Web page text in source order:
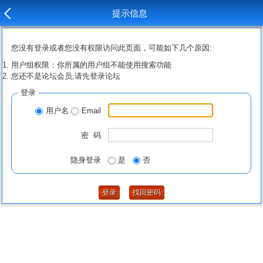
提示信息
您没有登录或者您没有权限访问此页面，可能如下几个原因:
用户组权限：你所属的用户组不能使用搜索功能
您还不是论坛会员,请先登录论坛
登录
用户名 Email
密 码
隐身登录 是 否